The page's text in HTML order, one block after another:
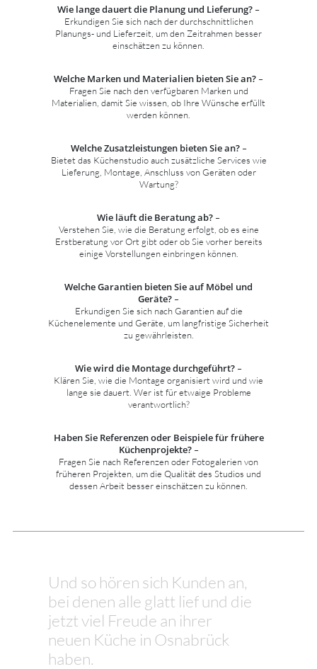
Wie lange dauert die Planung und Lieferung? –
Erkundigen Sie sich nach der durchschnittlichen
Planungs- und Lieferzeit, um den Zeitrahmen besser
einschätzen zu können.
Welche Marken und Materialien bieten Sie an? –
Fragen Sie nach den verfügbaren Marken und
Materialien, damit Sie wissen, ob Ihre Wünsche erfüllt
werden können.
Welche Zusatzleistungen bieten Sie an?–
Bietet das Küchenstudio auch zusätzliche Services wie
Lieferung, Montage, Anschluss von Geräten oder
Wartung?
Wie läuft die Beratung ab? –
Verstehen Sie, wie die Beratung erfolgt, ob es eine
Erstberatung vor Ort gibt oder ob Sie vorher bereits
einige Vorstellungen einbringen können.
Welche Garantien bieten Sie auf Möbel und
Geräte? –
Erkundigen Sie sich nach Garantien auf die
Küchenelemente und Geräte, um langfristige Sicherheit
zu gewährleisten.
Wie wird die Montage durchgeführt? –
Klären Sie, wie die Montage organisiert wird und wie
lange sie dauert. Wer ist für etwaige Probleme
verantwortlich?
Haben Sie Referenzen oder Beispiele für frühere
Küchenprojekte? –
Fragen Sie nach Referenzen oder Fotogalerien von
früheren Projekten, um die Qualität des Studios und
dessen Arbeit besser einschätzen zu können.
Und so hören sich Kunden an,
bei denen alle glatt lief und die
jetzt viel Freude an ihrer
neuen Küche in Osnabrück
haben.